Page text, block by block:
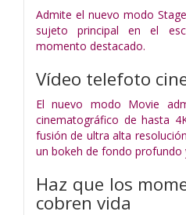
Admite el nuevo modo
sujeto principal en el
momento destacado.
Vídeo telefoto
El nuevo modo Movie
cinematográfico de hasta
fusión de ultra alta
un bokeh de fondo profundo
Haz que los
cobren vida